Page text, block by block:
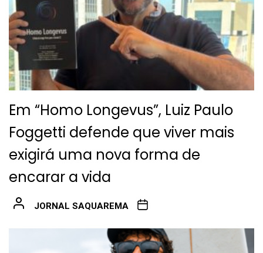
Em “Homo Longevus”, Luiz Paulo
Foggetti defende que viver mais
exigirá uma nova forma de
encarar a vida
JORNAL SAQUAREMA